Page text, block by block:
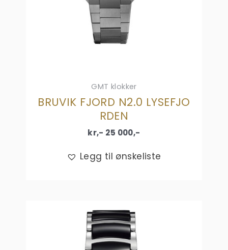
GMT klokker
BRUVIK FJORD N2.0 LYSEFJO
RDEN
kr,- 25 000,-
Legg til ønskeliste